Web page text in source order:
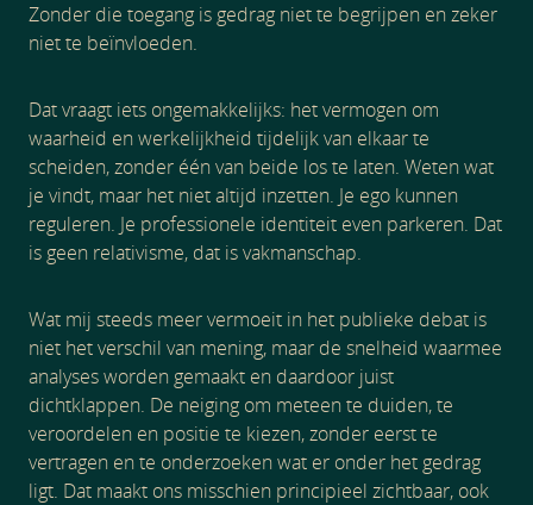
Zonder die toegang is gedrag niet te begrijpen en zeker
niet te beïnvloeden.
Dat vraagt iets ongemakkelijks: het vermogen om
waarheid en werkelijkheid tijdelijk van elkaar te
scheiden, zonder één van beide los te laten. Weten wat
je vindt, maar het niet altijd inzetten. Je ego kunnen
reguleren. Je professionele identiteit even parkeren. Dat
is geen relativisme, dat is vakmanschap.
Wat mij steeds meer vermoeit in het publieke debat is
niet het verschil van mening, maar de snelheid waarmee
analyses worden gemaakt en daardoor juist
dichtklappen. De neiging om meteen te duiden, te
veroordelen en positie te kiezen, zonder eerst te
vertragen en te onderzoeken wat er onder het gedrag
ligt. Dat maakt ons misschien principieel zichtbaar, ook